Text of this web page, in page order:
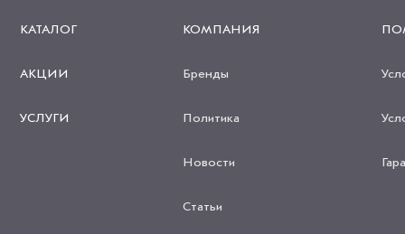
КАТАЛОГ
АКЦИИ
УСЛУГИ
КОМПАНИЯ
Бренды
Политика
Новости
Статьи